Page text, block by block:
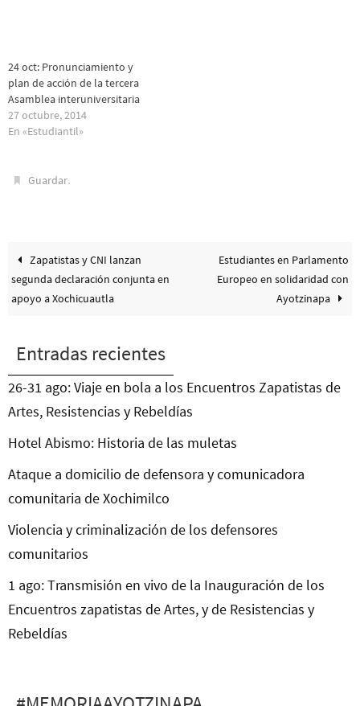
24 oct: Pronunciamiento y
plan de acción de la tercera
Asamblea interuniversitaria
27 octubre, 2014
En «Estudiantil»
Guardar.
Zapatistas y CNI lanzan
segunda declaración conjunta en
apoyo a Xochicuautla
Estudiantes en Parlamento
Europeo en solidaridad con
Ayotzinapa
Entradas recientes
26-31 ago: Viaje en bola a los Encuentros Zapatistas de
Artes, Resistencias y Rebeldías
Hotel Abismo: Historia de las muletas
Ataque a domicilio de defensora y comunicadora
comunitaria de Xochimilco
Violencia y criminalización de los defensores
comunitarios
1 ago: Transmisión en vivo de la Inauguración de los
Encuentros zapatistas de Artes, y de Resistencias y
Rebeldías